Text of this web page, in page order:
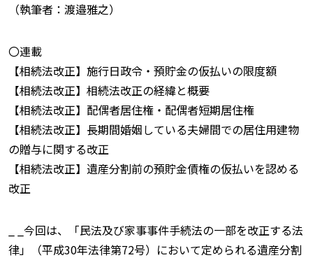
（執筆者：渡邉雅之）
〇連載
【相続法改正】施行日政令・預貯金の仮払いの限度額
【相続法改正】相続法改正の経緯と概要
【相続法改正】配偶者居住権・配偶者短期居住権
【相続法改正】長期間婚姻している夫婦間での居住用建物
の贈与に関する改正
【相続法改正】遺産分割前の預貯金債権の仮払いを認める
改正
_ _今回は、「民法及び家事事件手続法の一部を改正する法
律」（平成30年法律第72号）において定められる遺産分割